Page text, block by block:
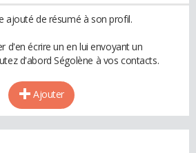
ajouté de résumé à son profil.
d'en écrire un en lui envoyant un
d'abord Ségolène à vos contacts.
Ajouter